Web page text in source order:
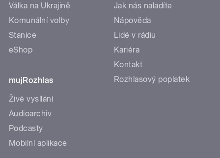
Válka na Ukrajině
Komunální volby
Stanice
eShop
mujRozhlas
Živé vysílání
Audioarchiv
Podcasty
Mobilní aplikace
Jak nás naladíte
Nápověda
Lidé v rádiu
Kariéra
Kontakt
Rozhlasový poplatek